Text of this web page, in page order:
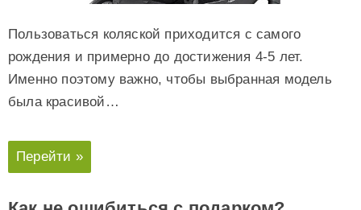
Пользоваться коляской приходится с самого
рождения и примерно до достижения 4-5 лет.
Именно поэтому важно, чтобы выбранная модель
была красивой…
Перейти »